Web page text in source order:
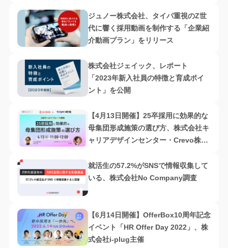
ジュノー株式会社、タイパ重視のZ世
代に響く採用動画を制作する「企業紹
介動画プラン」をリリース
株式会社ジェイック、レポート
「2023年新入社員の特徴と育成ポイ
ント」を公開
【4月13日開催】25卒採用に効果的な
母集団形成施策の選び方、株式会社キ
ャリアデザインセンター・Crevo株式
就活生の57.2%がSNSで情報収集して
いる、株式会社No Company調査
【6月14日開催】OfferBox10周年記念
イベント「HR Offer Day 2022」、株
式会社i-plug主催